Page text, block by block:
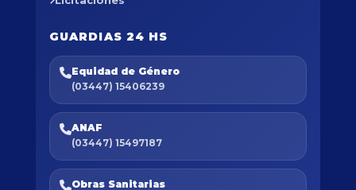
GUARDIAS 24 HS
Equidad de Género
(03447) 15406239
ANAF
(03447) 15497187
Obras Sanitarias